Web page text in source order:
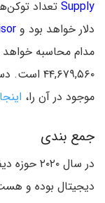
Supply تعداد
دلار خواهد بود و
مدام محاسبه خواهد
موجود در آن را، اینجا
جمع بندی
در سال
دیجیتال بوده و